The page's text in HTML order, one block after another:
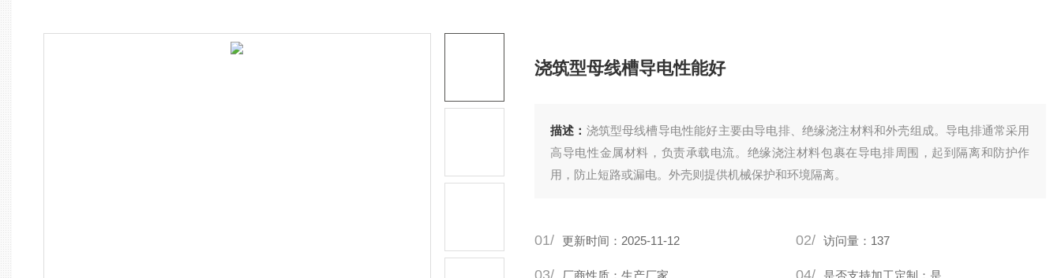
浇筑型母线槽导电性能好
描述： ​浇筑型母线槽导电性能好主要由导电排、绝缘浇注材料和外壳组成。导电排通常采用
高导电性金属材料，负责承载电流。绝缘浇注材料包裹在导电排周围，起到隔离和防护作
用，防止短路或漏电。外壳则提供机械保护和环境隔离。
01/ 更新时间：2025-11-12 02/ 访问量：137
03/ 厂商性质：生产厂家 04/ 是否支持加工定制：是